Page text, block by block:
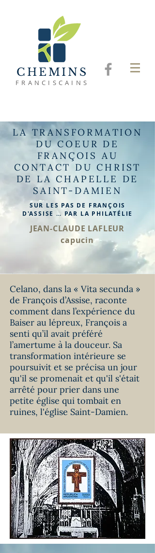
CHEMINS
FRANCISCAINS
LA TRANSFORMATION
DU COEUR DE
FRANÇOIS AU
CONTACT DU CHRIST
DE LA CHAPELLE DE
SAINT-DAMIEN
SUR LES PAS DE FRANÇOIS
D'ASSISE … PAR LA PHILATÉLIE
JEAN-CLAUDE LAFLEUR
capucin
Celano, dans la « Vita secunda »
de François d’Assise, raconte
comment dans l’expérience du
Baiser au lépreux, François a
senti qu’il avait préféré
l’amertume à la douceur. Sa
transformation intérieure se
poursuivit et se précisa un jour
qu'il se promenait et qu'il s'était
arrêté pour prier dans une
petite église qui tombait en
ruines, l'église Saint-Damien.